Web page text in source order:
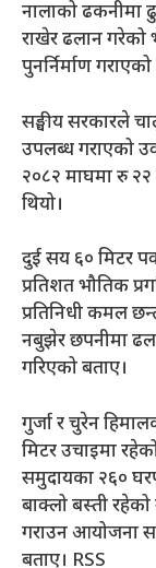
नालाको ढकनीमा
राखेर ढलान गरेको
पुनर्निर्माण
सङ्घीय सरकारले
उपलब्ध गराएको
२०८२ माघमा रु
थियो।
दुई सय ६० मिटर
प्रतिशत भौतिक
प्रतिनिधी कमल
नबुझेर छपनीमा
गरिएको बताए।
गुर्जा र चुरेन
मिटर उचाइमा
समुदायका २६०
बाक्लो बस्ती
गराउन आयोजना
बताए। RSS